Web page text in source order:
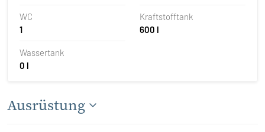
WC
1
Kraftstofftank
600 l
Wassertank
0 l
Ausrüstung